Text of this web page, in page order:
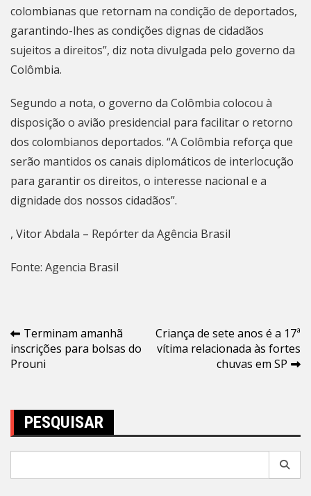
colombianas que retornam na condição de deportados,
garantindo-lhes as condições dignas de cidadãos
sujeitos a direitos”, diz nota divulgada pelo governo da
Colômbia.
Segundo a nota, o governo da Colômbia colocou à
disposição o avião presidencial para facilitar o retorno
dos colombianos deportados. “A Colômbia reforça que
serão mantidos os canais diplomáticos de interlocução
para garantir os direitos, o interesse nacional e a
dignidade dos nossos cidadãos”.
, Vitor Abdala – Repórter da Agência Brasil
Fonte: Agencia Brasil
Navegação
de
Terminam amanhã
inscrições para bolsas do
Prouni
Criança de sete anos é a 17ª
vítima relacionada às fortes
chuvas em SP
PESQUISAR